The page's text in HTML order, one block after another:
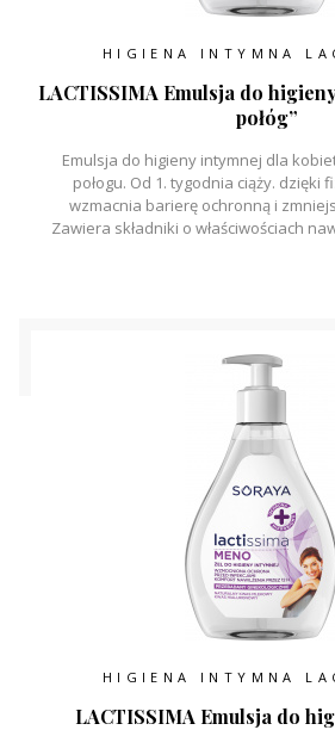
HIGIENA INTYMNA
LACTISSIMA Emulsja do
połóg”
Emulsja do higieny intymnej dla
połogu. Od 1. tygodnia ciąży. dzięki
wzmacnia barierę ochronną i
Zawiera składniki o właściwościach
HIGIENA INTYMNA
LACTISSIMA Emulsja do